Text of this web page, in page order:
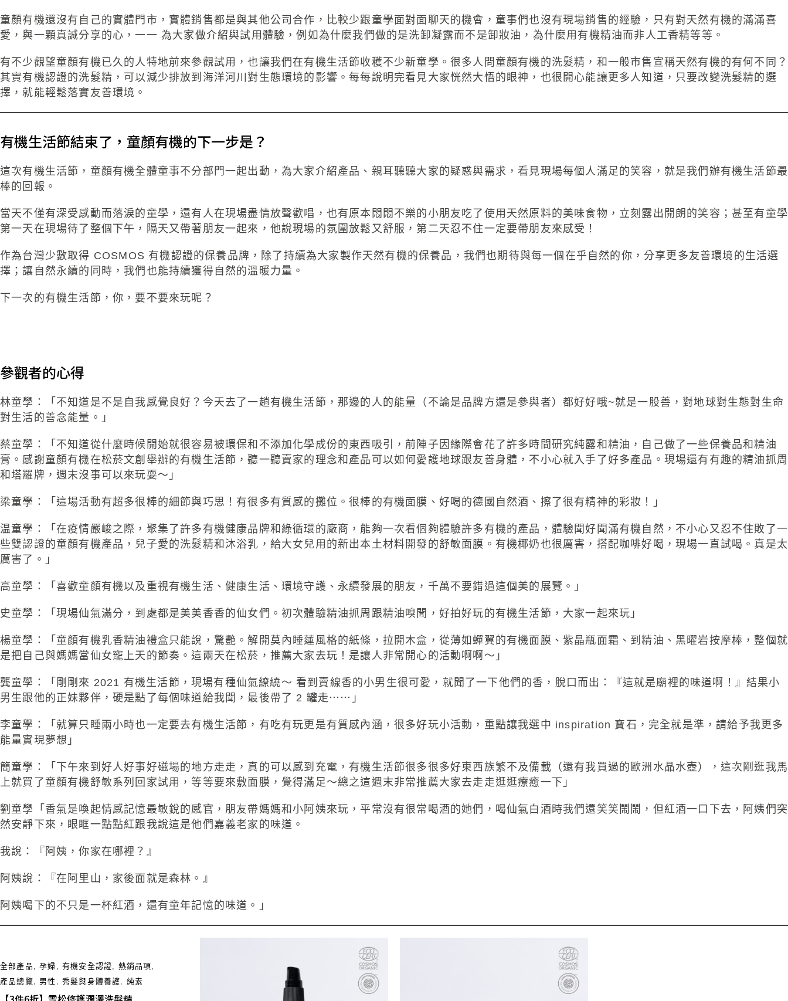
童顏有機還沒有自己的實體門市，實體銷售都是與其他公司合作，比較少跟童學面對面聊天的機會，童事們也沒有現場銷售的經驗，只有對天然有機的滿滿喜
愛，與一顆真誠分享的心，一一 為大家做介紹與試用體驗，例如為什麼我們做的是洗卸凝露而不是卸妝油，為什麼用有機精油而非人工香精等等。
有不少觀望童顏有機已久的人特地前來參觀試用，也讓我們在有機生活節收穫不少新童學。很多人問童顏有機的洗髮精，和一般市售宣稱天然有機的有何不同？
其實有機認證的洗髮精，可以減少排放到海洋河川對生態環境的影響。每每說明完看見大家恍然大悟的眼神，也很開心能讓更多人知道，只要改變洗髮精的選
擇，就能輕鬆落實友善環境。
有機生活節結束了，童顏有機的下一步是？
這次有機生活節，童顏有機全體童事不分部門一起出動，為大家介紹產品、親耳聽聽大家的疑惑與需求，看見現場每個人滿足的笑容，就是我們辦有機生活節最
棒的回報。
當天不僅有深受感動而落淚的童學，還有人在現場盡情放聲歡唱，也有原本悶悶不樂的小朋友吃了使用天然原料的美味食物，立刻露出開朗的笑容；甚至有童學
第一天在現場待了整個下午，隔天又帶著朋友一起來，他說現場的氛圍放鬆又舒服，第二天忍不住一定要帶朋友來感受！
作為台灣少數取得 COSMOS 有機認證的保養品牌，除了持續為大家製作天然有機的保養品，我們也期待與每一個在乎自然的你，分享更多友善環境的生活選
擇；讓自然永續的同時，我們也能持續獲得自然的溫暖力量。
下一次的有機生活節，你，要不要來玩呢？
參觀者的心得
林童學：「不知道是不是自我感覺良好？今天去了一趟有機生活節，那邊的人的能量（不論是品牌方還是參與者）都好好哦~就是一股善，對地球對生態對生命
對生活的善念能量。」
蔡童學：「不知道從什麼時候開始就很容易被環保和不添加化學成份的東西吸引，前陣子因緣際會花了許多時間研究純露和精油，自己做了一些保養品和精油
膏。感謝童顏有機在松菸文創舉辦的有機生活節，聽一聽賣家的理念和產品可以如何愛護地球跟友善身體，不小心就入手了好多產品。現場還有有趣的精油抓周
和塔羅牌，週末沒事可以來玩耍～」
梁童學：「這場活動有超多很棒的細節與巧思！有很多有質感的攤位。很棒的有機面膜、好喝的德國自然酒、擦了很有精神的彩妝！」
温童學：「在疫情嚴峻之際，聚集了許多有機健康品牌和綠循環的廠商，能夠一次看個夠體驗許多有機的產品，體驗聞好聞滿有機自然，不小心又忍不住敗了一
些雙認證的童顏有機產品，兒子愛的洗髮精和沐浴乳，給大女兒用的新出本土材料開發的舒敏面膜。有機椰奶也很厲害，搭配咖啡好喝，現場一直試喝。真是太
厲害了。」
高童學：「喜歡童顏有機以及重視有機生活、健康生活、環境守護、永續發展的朋友，千萬不要錯過這個美的展覽。」
史童學：「現場仙氣滿分，到處都是美美香香的仙女們。初次體驗精油抓周跟精油嗅聞，好拍好玩的有機生活節，大家一起來玩」
楊童學：「童顏有機乳香精油禮盒只能說，驚艷。解開莫內睡蓮風格的紙條，拉開木盒，從薄如蟬翼的有機面膜、紫晶瓶面霜、到精油、黑曜岩按摩棒，整個就
是把自己與媽媽當仙女寵上天的節奏。這兩天在松菸，推薦大家去玩！是讓人非常開心的活動啊啊～」
龔童學：「剛剛來 2021 有機生活節，現場有種仙氣繚繞～ 看到賣線香的小男生很可愛，就聞了一下他們的香，脫口而出：『這就是廟裡的味道啊！』結果小
男生跟他的正妹夥伴，硬是點了每個味道給我聞，最後帶了 2 罐走⋯⋯」
李童學：「就算只睡兩小時也一定要去有機生活節，有吃有玩更是有質感內涵，很多好玩小活動，重點讓我選中 inspiration 寶石，完全就是準，請給予我更多
能量實現夢想」
簡童學：「下午來到好人好事好磁場的地方走走，真的可以感到充電，有機生活節很多很多好東西族繁不及備載（還有我買過的歐洲水晶水壺），這次剛逛我馬
上就買了童顏有機舒敏系列回家試用，等等要來敷面膜，覺得滿足～總之這週末非常推薦大家去走走逛逛療癒一下」
劉童學「香氣是喚起情感記憶最敏銳的感官，朋友帶媽媽和小阿姨來玩，平常沒有很常喝酒的她們，喝仙氣白酒時我們還笑笑鬧鬧，但紅酒一口下去，阿姨們突
然安靜下來，眼眶一點點紅跟我說這是他們嘉義老家的味道。
我說：『阿姨，你家在哪裡？』
阿姨說：『在阿里山，家後面就是森林。』
阿姨喝下的不只是一杯紅酒，還有童年記憶的味道。」
全部產品 ,孕婦 ,有機安全認證, 熱銷品項,
產品總覽, 男性 ,秀髮與身體養護, 純素